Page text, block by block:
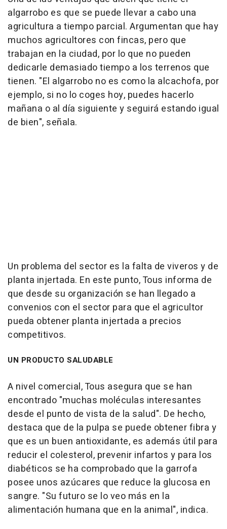
algarrobo es que se puede llevar a cabo una
agricultura a tiempo parcial. Argumentan que hay
muchos agricultores con fincas, pero que
trabajan en la ciudad, por lo que no pueden
dedicarle demasiado tiempo a los terrenos que
tienen. "El algarrobo no es como la alcachofa, por
ejemplo, si no lo coges hoy, puedes hacerlo
mañana o al día siguiente y seguirá estando igual
de bien", señala.
Un problema del sector es la falta de viveros y de
planta injertada. En este punto, Tous informa de
que desde su organización se han llegado a
convenios con el sector para que el agricultor
pueda obtener planta injertada a precios
competitivos.
UN PRODUCTO SALUDABLE
A nivel comercial, Tous asegura que se han
encontrado "muchas moléculas interesantes
desde el punto de vista de la salud". De hecho,
destaca que de la pulpa se puede obtener fibra y
que es un buen antioxidante, es además útil para
reducir el colesterol, prevenir infartos y para los
diabéticos se ha comprobado que la garrofa
posee unos azúcares que reduce la glucosa en
sangre. "Su futuro se lo veo más en la
alimentación humana que en la animal", indica.